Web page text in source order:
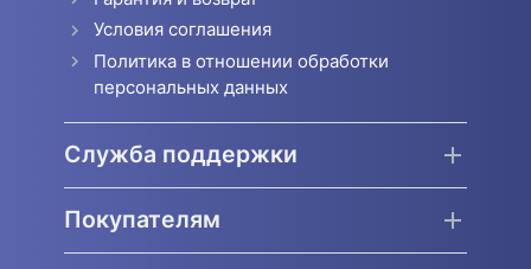
Условия соглашения
Политика в отношении обработки
персональных данных
Служба поддержки
Покупателям